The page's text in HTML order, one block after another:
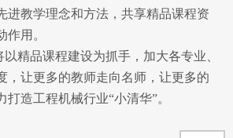
进教学理念和方法，共享精品课程资
作用。
精品课程建设为抓手，加大各专业、
，让更多的教师走向名师，让更多的
造工程机械行业“小清华”。